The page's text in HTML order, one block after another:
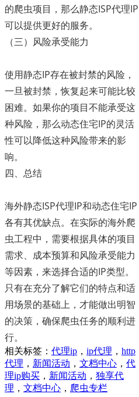
的爬虫项目，那么静态ISP代理IP
可以提供更好的服务。
（三）风险承受能力
使用静态IP存在被封禁的风险，
一旦被封禁，恢复起来可能比较
困难。如果你的项目不能承受这
种风险，那么动态住宅IP的灵活
性可以降低这种风险带来的影
响。
四、总结
海外静态ISP代理IP和动态住宅IP
各有其优缺点。在实际的海外爬
虫工程中，需要根据具体的项目
需求、成本预算和风险承受能力
等因素，来选择合适的IP类型。
只有在充分了解它们的特点和适
用场景的基础上，才能做出明智
的决策，确保爬虫任务的顺利进
行。
相关标签： 代理ip ， ip代理 ， http
代理 ， 新闻活动 ， 文档中心 ， 代
理ip购买 ， 新闻活动 ， 独享代
理 ， 文档中心 ， 爬虫专栏